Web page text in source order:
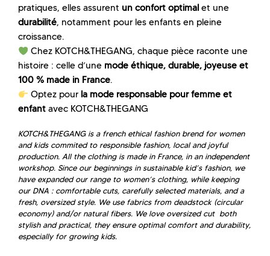
pratiques, elles assurent un confort optimal et une
durabilité, notamment pour les enfants en pleine
croissance.
Chez KOTCH&THEGANG, chaque pièce raconte une
histoire : celle d’une mode éthique, durable, joyeuse et
100 % made in France.
Optez pour la mode responsable pour femme et
enfant avec KOTCH&THEGANG
KOTCH&THEGANG is a french ethical fashion brend for women
and kids commited to responsible fashion, local and joyful
production. All the clothing is made in France, in an independent
workshop. Since our beginnings in sustainable kid’s fashion, we
have expanded our range to women’s clothing, while keeping
our DNA : comfortable cuts, carefully selected materials, and a
fresh, oversized style. We use fabrics from deadstock (circular
economy) and/or natural fibers. We love oversized cut both
stylish and practical, they ensure optimal comfort and durability,
especially for growing kids.